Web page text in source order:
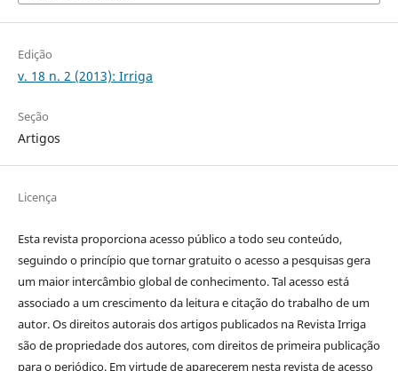
Edição
v. 18 n. 2 (2013): Irriga
Seção
Artigos
Licença
Esta revista proporciona acesso público a todo seu conteúdo,
seguindo o princípio que tornar gratuito o acesso a pesquisas gera
um maior intercâmbio global de conhecimento. Tal acesso está
associado a um crescimento da leitura e citação do trabalho de um
autor. Os direitos autorais dos artigos publicados na Revista Irriga
são de propriedade dos autores, com direitos de primeira publicação
para o periódico. Em virtude de aparecerem nesta revista de acesso